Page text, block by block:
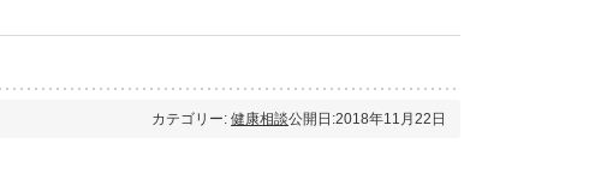
カテゴリー: 健康相談公開日:2018年11月22日